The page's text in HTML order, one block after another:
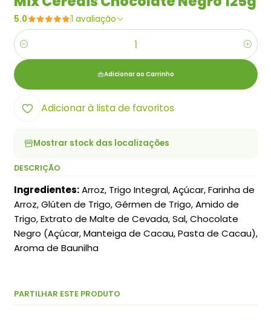
5.0 1 avaliação
Quantidade
Adicionar ao Carrinho
Adicionar à lista de favoritos
Mostrar stock das localizações
DESCRIÇÃO
Ingredientes:Arroz, Trigo Integral, Açúcar, Farinha de
Arroz, Glúten de Trigo, Gérmen de Trigo, Amido de
Trigo, Extrato de Malte de Cevada, Sal, Chocolate
Negro (Açúcar, Manteiga de Cacau, Pasta de Cacau),
Aroma de Baunilha
PARTILHAR ESTE PRODUTO